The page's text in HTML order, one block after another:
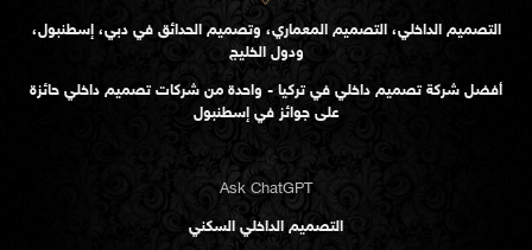
التصميم الداخلي، التصميم المعماري، وتصميم الحدائق في دبي، إسطنبول،
ودول الخليج
أفضل شركة تصميم داخلي في تركيا - واحدة من شركات تصميم داخلي حائزة
على جوائز في إسطنبول
Ask ChatGPT
التصميم الداخلي السكني